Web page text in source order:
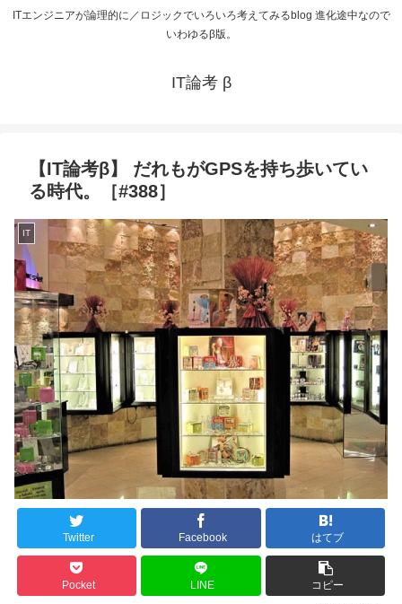
ITエンジニアが論理的に／ロジックでいろいろ考えてみるblog 進化途中なので
いわゆるβ版。
IT論考 β
【IT論考β】 だれもがGPSを持ち歩いてい
る時代。［#388］
IT
Twitter Facebook はてブ
Pocket LINE コピー